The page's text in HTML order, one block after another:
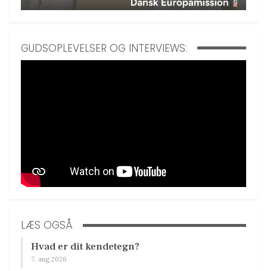
GUDSOPLEVELSER OG INTERVIEWS:
LÆS OGSÅ
Hvad er dit kendetegn?
7. aug 2026